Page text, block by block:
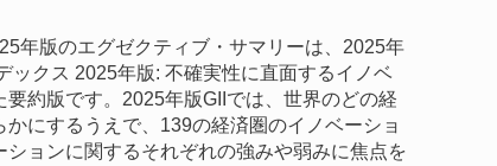
年版のエグゼクティブ・サマリーは、2025年
ックス 2025年版: 不確実性に直面するイノベ
約版です。2025年版GIIでは、世界のどの経
にするうえで、139の経済圏のイノベーショ
ョンに関するそれぞれの強みや弱みに焦点を